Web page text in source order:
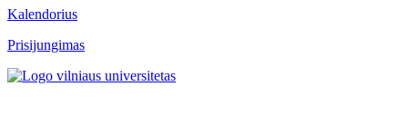
Kalendorius
Prisijungimas